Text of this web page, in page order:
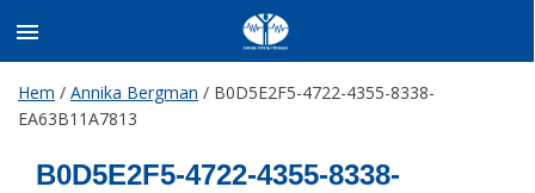
Hem / Annika Bergman / B0D5E2F5-4722-4355-8338-
EA63B11A7813
B0D5E2F5-4722-4355-8338-